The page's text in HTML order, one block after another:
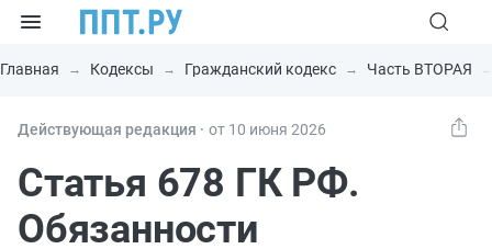
Главная Кодексы Гражданский кодекс Часть ВТОРАЯ
Действующая редакция ⸱ от 10 июня 2026
Статья 678 ГК РФ.
Обязанности